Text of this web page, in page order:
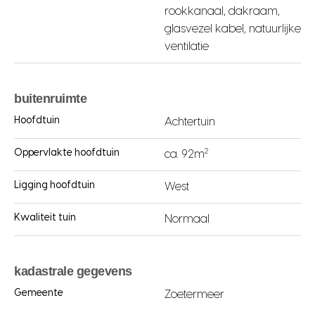
rookkanaal, dakraam,
glasvezel kabel, natuurlijke
ventilatie
buitenruimte
Hoofdtuin Achtertuin
Oppervlakte hoofdtuin ca. 92m2
Ligging hoofdtuin West
Kwaliteit tuin Normaal
kadastrale gegevens
Gemeente Zoetermeer